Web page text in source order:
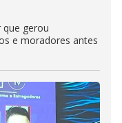
gerou
e moradores antes